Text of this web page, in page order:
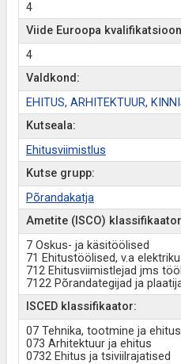
4
Viide Euroopa
4
Valdkond:
EHITUS, ARHITEKTUUR,
Kutseala:
Ehitusviimistlus
Kutse grupp:
Põrandakatja
Ametite (ISCO)
7 Oskus- ja käsitöölised
71 Ehitustöölised, v.a
712 Ehitusviimistlejad jms
7122 Põrandategijad ja
ISCED klassifikaator:
07 Tehnika, tootmine ja ehitus
073 Arhitektuur ja ehitus
0732 Ehitus ja tsiviilrajatised